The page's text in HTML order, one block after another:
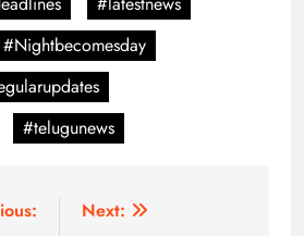
#Nightbecomesday
#telugunews
Next: